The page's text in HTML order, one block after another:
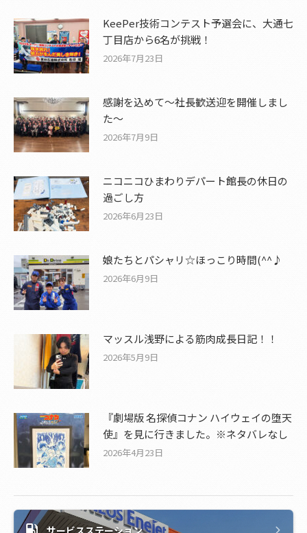
KeePer技術コンテスト予選会に、大通七
丁目店から6名が挑戦！
2026年7月23日
感謝を込めて〜社長歓送迎を開催しまし
た〜
2026年7月9日
ニコニコひまわりデパート館長の休日の
過ごし方
2026年6月23日
娘たちとパシャリ☆ほっこり時間(^^♪
2026年6月9日
マッスル浅野による筋肉成長日記！！
2026年5月9日
『劇場版 名探偵コナン ハイウェイの堕天
使』を見に行きました。※ネタバレなし
2026年4月23日
サービスステーション